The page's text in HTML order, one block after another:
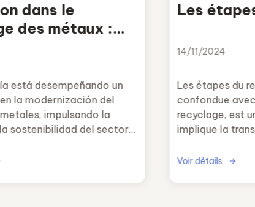
dans le
des métaux :
artificielle,
está desempeñando un
la modernización del
impulsando la
sostenibilidad del sector.
soluciones digitales
Les
14/11/2024
Les étapes du
confondue
recyclage, est
implique la
Voir détails